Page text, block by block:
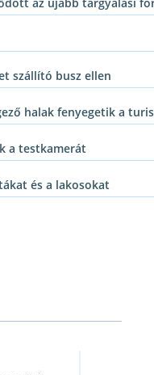
szállító busz ellen
halak fenyegetik a
a testkamerát
és a lakosokat